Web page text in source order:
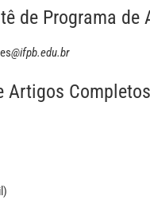
de Programa de
@ifpb.edu.br
Artigos Completos